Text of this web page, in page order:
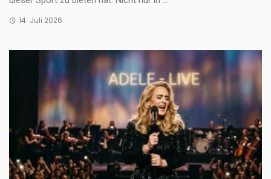
14. Juli 2026